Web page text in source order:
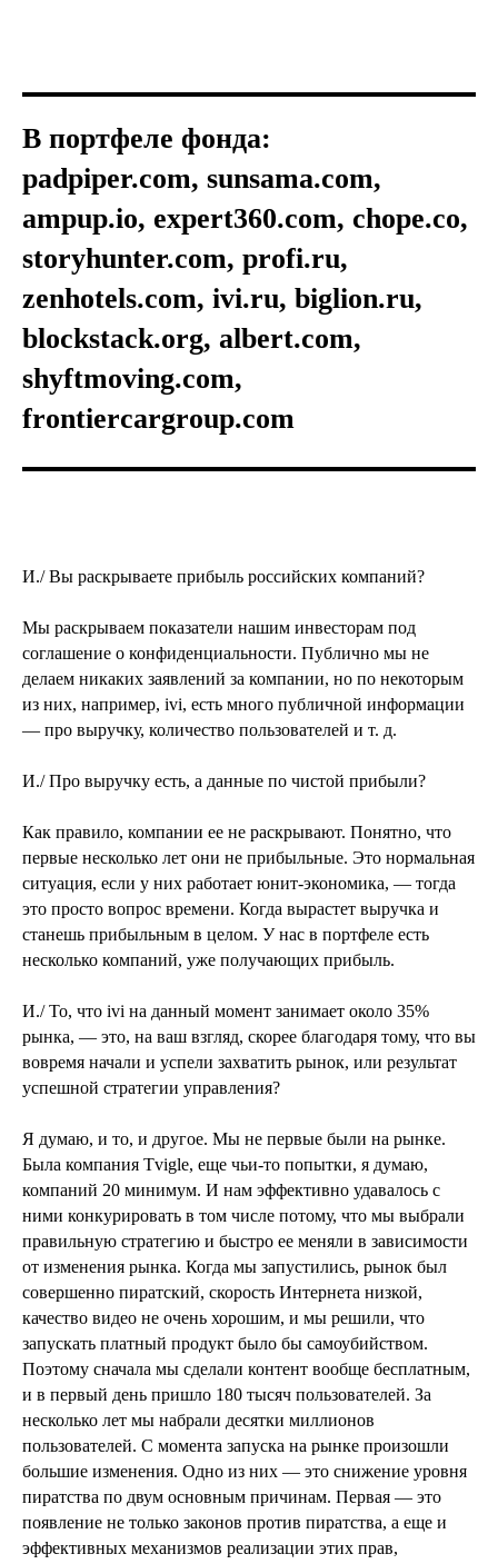
В портфеле фонда:
padpiper.com, sunsama.com,
ampup.io, expert360.com, chope.co,
storyhunter.com, profi.ru,
zenhotels.com, ivi.ru, biglion.ru,
blockstack.org, albert.com,
shyftmoving.com,
frontiercargroup.com
И./ Вы раскрываете прибыль российских компаний?
Мы раскрываем показатели нашим инвесторам под
соглашение о конфиденциальности. Публично мы не
делаем никаких заявлений за компании, но по некоторым
из них, например, ivi, есть много публичной информации
— про выручку, количество пользователей и т. д.
И./ Про выручку есть, а данные по чистой прибыли?
Как правило, компании ее не раскрывают. Понятно, что
первые несколько лет они не прибыльные. Это нормальная
ситуация, если у них работает юнит-экономика, — тогда
это просто вопрос времени. Когда вырастет выручка и
станешь прибыльным в целом. У нас в портфеле есть
несколько компаний, уже получающих прибыль.
И./ То, что ivi на данный момент занимает около 35%
рынка, — это, на ваш взгляд, скорее благодаря тому, что вы
вовремя начали и успели захватить рынок, или результат
успешной стратегии управления?
Я думаю, и то, и другое. Мы не первые были на рынке.
Была компания Tvigle, еще чьи-то попытки, я думаю,
компаний 20 минимум. И нам эффективно удавалось с
ними конкурировать в том числе потому, что мы выбрали
правильную стратегию и быстро ее меняли в зависимости
от изменения рынка. Когда мы запустились, рынок был
совершенно пиратский, скорость Интернета низкой,
качество видео не очень хорошим, и мы решили, что
запускать платный продукт было бы самоубийством.
Поэтому сначала мы сделали контент вообще бесплатным,
и в первый день пришло 180 тысяч пользователей. За
несколько лет мы набрали десятки миллионов
пользователей. С момента запуска на рынке произошли
большие изменения. Одно из них — это снижение уровня
пиратства по двум основным причинам. Первая — это
появление не только законов против пиратства, а еще и
эффективных механизмов реализации этих прав,